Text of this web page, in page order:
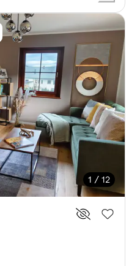
1 / 12